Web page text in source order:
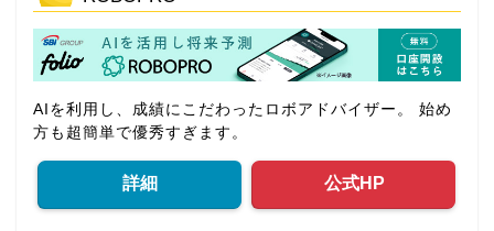
AIを利用し、成績にこだわったロボアドバイザー。 始め
方も超簡単で優秀すぎます。
詳細 公式HP